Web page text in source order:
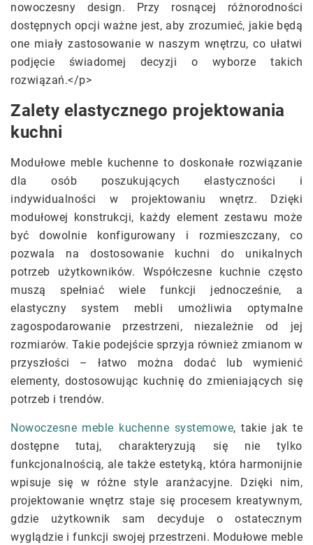
nowoczesny design. Przy rosnącej różnorodności
dostępnych opcji ważne jest, aby zrozumieć, jakie będą
one miały zastosowanie w naszym wnętrzu, co ułatwi
podjęcie świadomej decyzji o wyborze takich
rozwiązań.</p>
Zalety elastycznego projektowania
kuchni
Modułowe meble kuchenne to doskonałe rozwiązanie
dla osób poszukujących elastyczności i
indywidualności w projektowaniu wnętrz. Dzięki
modułowej konstrukcji, każdy element zestawu może
być dowolnie konfigurowany i rozmieszczany, co
pozwala na dostosowanie kuchni do unikalnych
potrzeb użytkowników. Współczesne kuchnie często
muszą spełniać wiele funkcji jednocześnie, a
elastyczny system mebli umożliwia optymalne
zagospodarowanie przestrzeni, niezależnie od jej
rozmiarów. Takie podejście sprzyja również zmianom w
przyszłości – łatwo można dodać lub wymienić
elementy, dostosowując kuchnię do zmieniających się
potrzeb i trendów.
Nowoczesne meble kuchenne systemowe, takie jak te
dostępne tutaj, charakteryzują się nie tylko
funkcjonalnością, ale także estetyką, która harmonijnie
wpisuje się w różne style aranżacyjne. Dzięki nim,
projektowanie wnętrz staje się procesem kreatywnym,
gdzie użytkownik sam decyduje o ostatecznym
wyglądzie i funkcji swojej przestrzeni. Modułowe meble